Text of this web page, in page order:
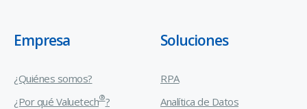
Empresa
¿Quiénes somos?
¿Por qué Valuetech®?
Soluciones
RPA
Analítica de Datos